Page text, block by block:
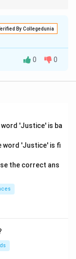
By Collegedunia
mal de
viaje de Víctor
por visitar a
la frase
más tarde en el
no fue la
0 0
'Justice' is ba
word 'Justice' is fi
the correct ans